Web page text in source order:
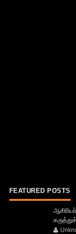
FEATURED POSTS